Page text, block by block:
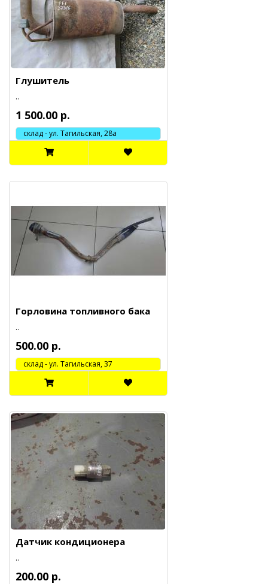
Глушитель
..
1 500.00 р.
склад - ул. Тагильская, 28а
Горловина топливного бака
..
500.00 р.
cклад - ул. Тагильская, 37
Датчик кондиционера
..
200.00 р.